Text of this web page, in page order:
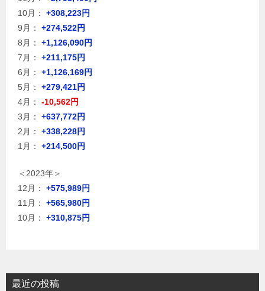
10月：
+308,223円
9月：
+274,522円
8月：
+1,126,090円
7月：
+211,175円
6月：
+1,126,169円
5月：
+279,421円
4月：
-10,562円
3月：
+637,772円
2月：
+338,228円
1月：
+214,500円
＜2023年＞
12月：
+575,989円
11月：
+565,980円
10月：
+310,875円
最近の投稿